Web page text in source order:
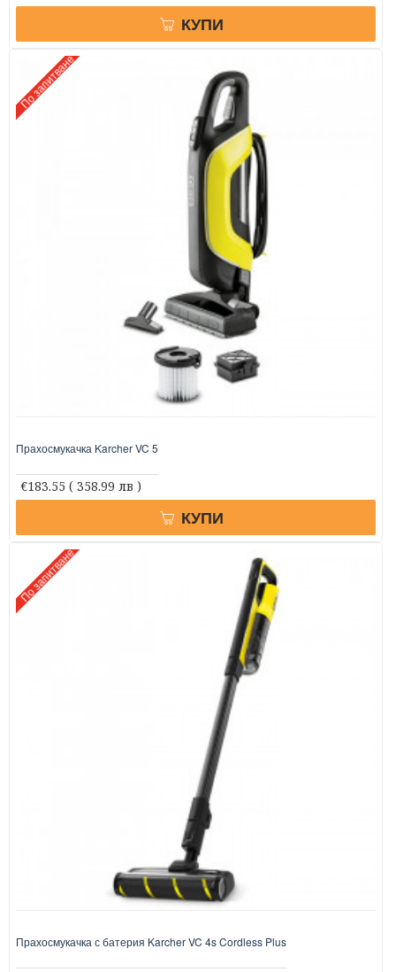
КУПИ
По запитване
Прахосмукачка Karcher VC 5
€183.55 ( 358.99 лв )
КУПИ
По запитване
Прахосмукачка с батерия Karcher VC 4s Cordless Plus